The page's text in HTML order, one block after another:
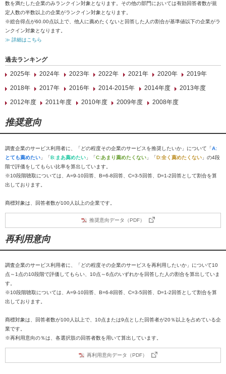
数を満たした企業のみランクイン対象となります。その他の部門においては有効回答者数が規
定人数の半数以上の企業がランクイン対象となります。
※総合得点が60.00点以上で、他人に薦めたくないと回答した人の割合が基準値以下の企業がラ
ンクイン対象となります。
≫ 詳細はこちら
過去ランキング
2025年
2024年 2023年 2022年 2021年 2020年
2019年
2018年
2017年 2016年 2014-2015年 2014年度
2013年度
2012年度
2011年度 2010年度 2009年度 2008年度
推奨意向
調査企業のサービス利用者に、「どの程度その企業のサービスを推奨したいか」について「A:
とても薦めたい 」「B:まあ薦めたい 」「C:あまり薦めたくない 」「D:全く薦めたくない 」の4段
階で評価をしてもらい比率を算出しています。
※10段階聴取については、A=9-10回答、B=6-8回答、C=3-5回答、D=1-2回答として割合を算
出しております。
商標対象は、回答者数が100人以上の企業です。
推奨意向データ（PDF）
再利用意向
調査企業のサービス利用者に、「どの程度その企業のサービスを再利用したいか」について10
点～1点の10段階で評価してもらい、10点～6点のいずれかを回答した人の割合を算出していま
す。
※10段階聴取については、A=9-10回答、B=6-8回答、C=3-5回答、D=1-2回答として割合を算
出しております。
商標対象は、回答者数が100人以上で、10点または9点とした回答者が20％以上を占めている企
業です。
※再利用意向の％は、各選択肢の回答者数を用いて算出しています。
再利用意向データ（PDF）